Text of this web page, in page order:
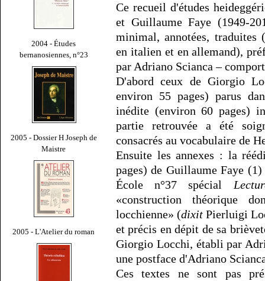
2004 - Études
bernanosiennes, n°23
2005 - Dossier H Joseph de
Maistre
2005 - L'Atelier du roman
Ce recueil d'études
et Guillaume Faye (1949-
minimal, annotées, traduites
en italien et en allemand),
par Adriano Scianca –
D'abord ceux de Giorgio
environ 55 pages) parus
inédite (environ 60 pages)
partie retrouvée a été
consacrés au vocabulaire de
Ensuite les annexes : la
pages) de Guillaume Faye
École n°37 spécial
«construction théorique
locchienne» (dixit Pierluigi
et précis en dépit de sa
Giorgio Locchi, établi par
une postface d'Adriano
Ces textes ne sont pas